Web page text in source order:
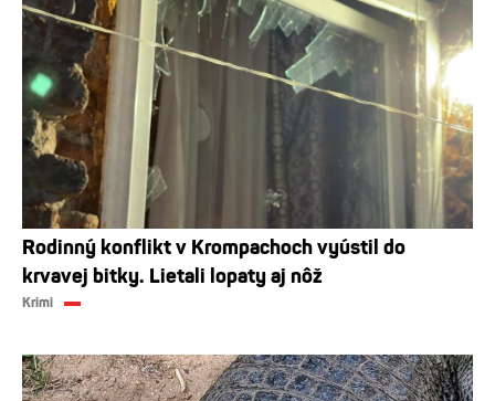
Rodinný konflikt v Krompachoch vyústil do
krvavej bitky. Lietali lopaty aj nôž
Krimi